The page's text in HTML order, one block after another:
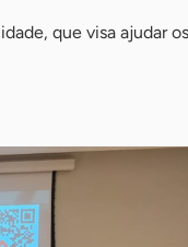
que visa ajudar